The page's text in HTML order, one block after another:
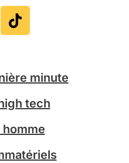
i
k
t
minute
tech
homme